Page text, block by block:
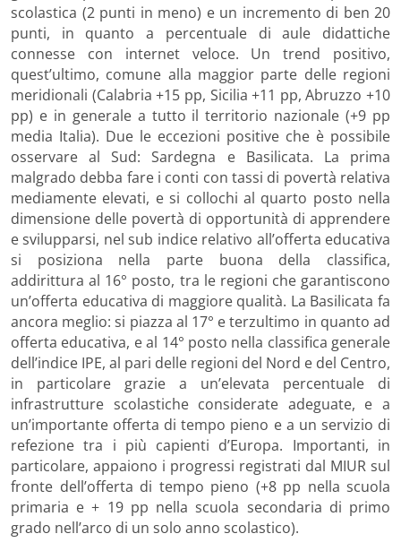
scolastica (2 punti in meno) e un incremento di ben 20
punti, in quanto a percentuale di aule didattiche
connesse con internet veloce. Un trend positivo,
quest’ultimo, comune alla maggior parte delle regioni
meridionali (Calabria +15 pp, Sicilia +11 pp, Abruzzo +10
pp) e in generale a tutto il territorio nazionale (+9 pp
media Italia). Due le eccezioni positive che è possibile
osservare al Sud: Sardegna e Basilicata. La prima
malgrado debba fare i conti con tassi di povertà relativa
mediamente elevati, e si collochi al quarto posto nella
dimensione delle povertà di opportunità di apprendere
e svilupparsi, nel sub indice relativo all’offerta educativa
si posiziona nella parte buona della classifica,
addirittura al 16° posto, tra le regioni che garantiscono
un’offerta educativa di maggiore qualità. La Basilicata fa
ancora meglio: si piazza al 17° e terzultimo in quanto ad
offerta educativa, e al 14° posto nella classifica generale
dell’indice IPE, al pari delle regioni del Nord e del Centro,
in particolare grazie a un’elevata percentuale di
infrastrutture scolastiche considerate adeguate, e a
un’importante offerta di tempo pieno e a un servizio di
refezione tra i più capienti d’Europa. Importanti, in
particolare, appaiono i progressi registrati dal MIUR sul
fronte dell’offerta di tempo pieno (+8 pp nella scuola
primaria e + 19 pp nella scuola secondaria di primo
grado nell’arco di un solo anno scolastico).